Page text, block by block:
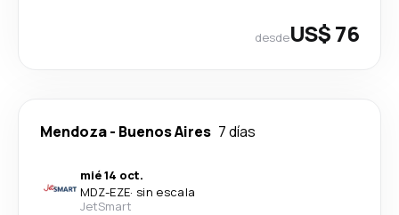
desdeUS$ 76
Mendoza- Buenos Aires 7 días
mié 14 oct.
MDZ-EZE· sin escala
JetSmart